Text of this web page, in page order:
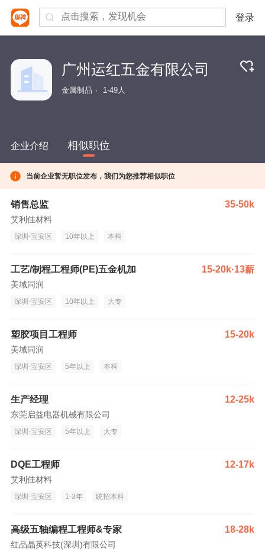
登录
广州运红五金有限公司
金属制品 1-49人
企业介绍 相似职位
当前企业暂无职位发布，我们为您推荐相似职位
销售总监 35-50k
艾利佳材料
深圳-宝安区 10年以上 本科
工艺/制程工程师(PE)五金机加 15-20k·13薪
美域同润
深圳-宝安区 10年以上 大专
塑胶项目工程师 15-20k
美域同润
深圳-宝安区 5年以上 本科
生产经理 12-25k
东莞启益电器机械有限公司
深圳-宝安区 5年以上 大专
DQE工程师 12-17k
艾利佳材料
深圳-宝安区 1-3年 统招本科
高级五轴编程工程师&专家 18-28k
红品晶英科技(深圳)有限公司